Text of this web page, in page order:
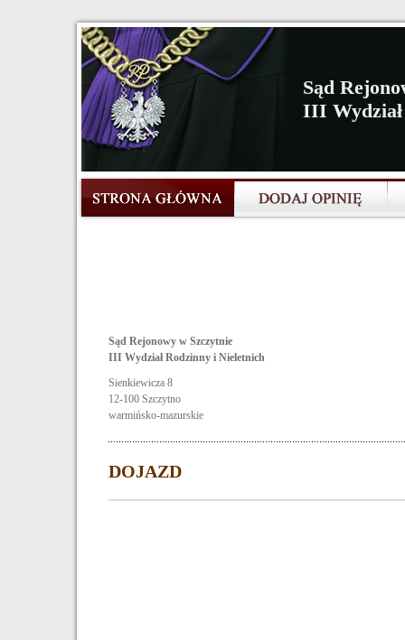
Sąd
III
Sąd Rejonowy w Szczytnie
III Wydział Rodzinny i Nieletnich
Sienkiewicza 8
12-100 Szczytno
warmińsko-mazurskie
DOJAZD